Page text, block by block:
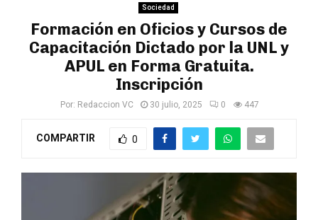
Sociedad
Formación en Oficios y Cursos de
Capacitación Dictado por la UNL y
APUL en Forma Gratuita.
Inscripción
Por: Redaccion VC 30 julio, 2025 0 447
COMPARTIR 0